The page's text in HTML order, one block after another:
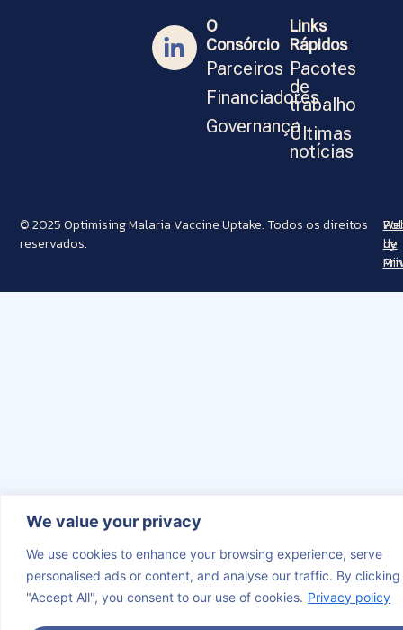
We value your privacy
We use cookies to enhance your browsing experience, serve
personalised ads or content, and analyse our traffic. By clicking
"Accept All", you consent to our use of cookies. Privacy policy
O
Consórcio
Parceiros
Financiadores
Governança
Links
Rápidos
Pacotes
de
trabalho
Últimas
notícias
© 2025 Optimising Malaria Vaccine Uptake. Todos os direitos
reservados.
de
by